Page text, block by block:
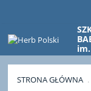
STRONA GŁÓWNA .